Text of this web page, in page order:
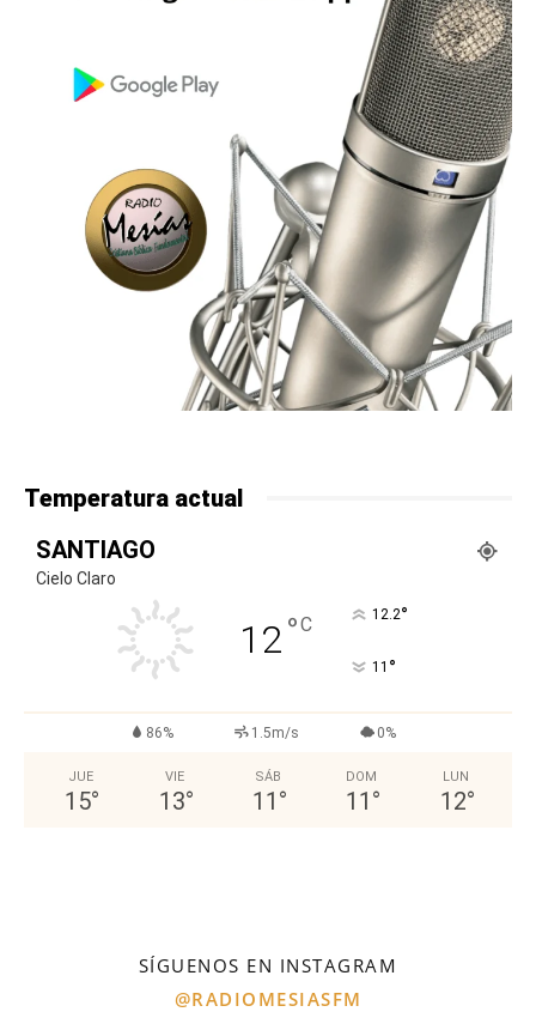
Temperatura actual
SANTIAGO
Cielo Claro
12°C 12.2°
11 °
86% 1.5m/s 0%
JUE
15°
VIE
13°
SÁB
11 °
DOM
11 °
LUN
12°
SÍGUENOS EN INSTAGRAM
@RADIOMESIASFM